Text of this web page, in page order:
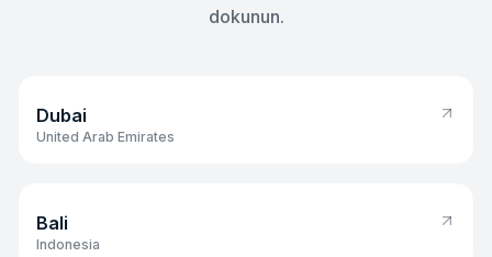
dokunun.
Dubai
United Arab Emirates
Bali
Indonesia